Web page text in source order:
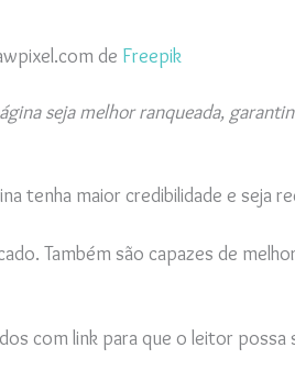
de Freepik
seja melhor ranqueada,
tenha maior credibilidade e seja
Também são capazes de
com link para que o leitor